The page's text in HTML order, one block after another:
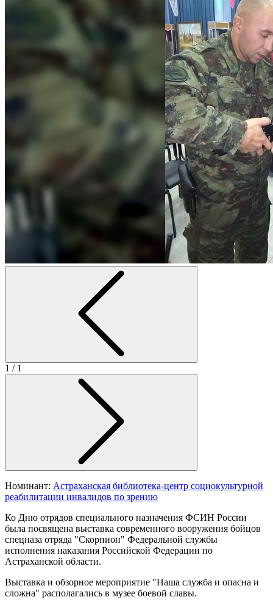
1 / 1
Номинант: Астраханская библиотека-центр социокультурной
реабилитации инвалидов по зрению
Ко Дню отрядов специального назначения ФСИН России
была посвящена выставка современного вооружения бойцов
спецназа отряда "Скорпион" Федеральной службы
исполнения наказания Российской Федерации по
Астраханской области.
Выставка и обзорное мероприятие "Наша служба и опасна и
сложна" располагались в музее боевой славы.